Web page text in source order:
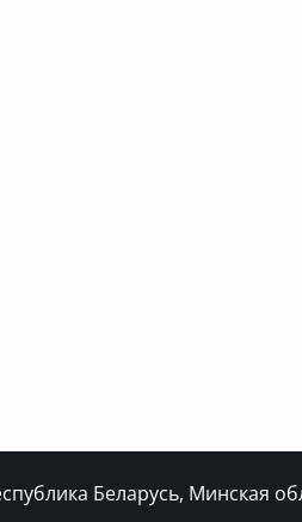
Беларусь, Минская